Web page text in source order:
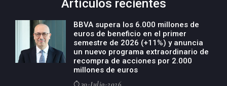
Artículos recientes
BBVA supera los 6.000 millones de
euros de beneficio en el primer
semestre de 2026 (+11%) y anuncia
un nuevo programa extraordinario de
recompra de acciones por 2.000
millones de euros
30-Julio-2026